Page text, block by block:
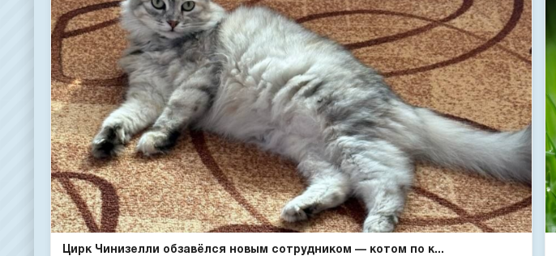
Цирк Чинизелли обзавёлся новым сотрудником — котом по к...